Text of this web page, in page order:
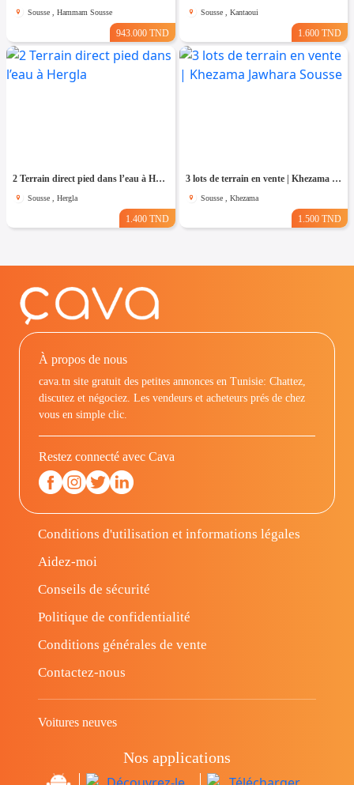
Sousse , Hammam Sousse
943.000 TND
Sousse , Kantaoui
1.600 TND
2 Terrain direct pied dans l’eau à Hergla
Sousse , Hergla
1.400 TND
3 lots de terrain en vente | Khezama Jawhara Sousse
Sousse , Khezama
1.500 TND
À propos de nous
cava.tn site gratuit des petites annonces en Tunisie: Chattez,
discutez et négociez. Les vendeurs et acheteurs prés de chez
vous en simple clic.
Restez connecté avec Cava
Conditions d'utilisation et informations légales
Aidez-moi
Conseils de sécurité
Politique de confidentialité
Conditions générales de vente
Contactez-nous
Voitures neuves
Nos applications